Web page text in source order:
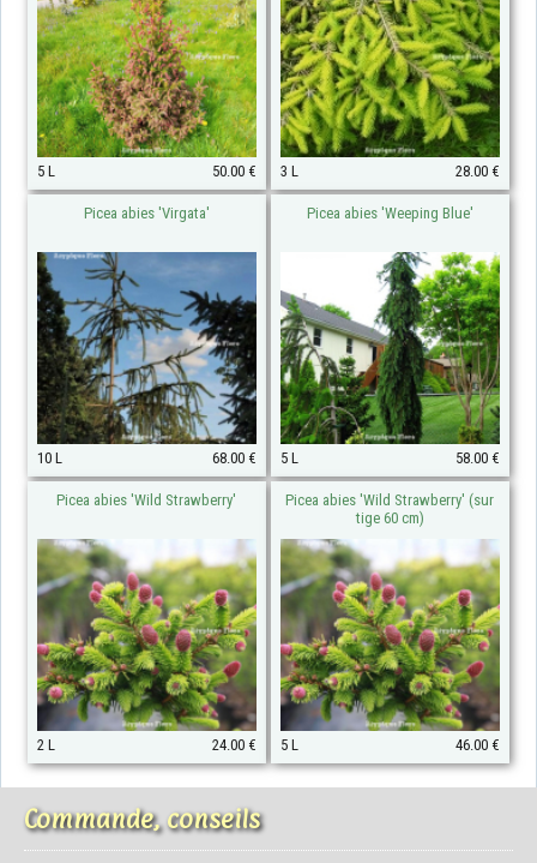
5 L 50.00 € 3 L 28.00 €
Picea abies 'Virgata'
10 L 68.00 €
Picea abies 'Weeping Blue'
5 L 58.00 €
Picea abies 'Wild Strawberry'
2 L 24.00 €
Picea abies 'Wild Strawberry' (sur
tige 60 cm)
5 L 46.00 €
Commande, conseils